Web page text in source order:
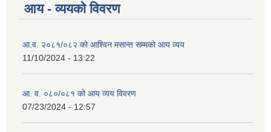
आय - व्ययको विवरण
आ.व. २०८१/०८२ को आश्विन मसान्त सम्मको आय व्यय
11/10/2024 - 13:22
आ. व. ०८०/०८१ को आय व्यय विवरण
07/23/2024 - 12:57